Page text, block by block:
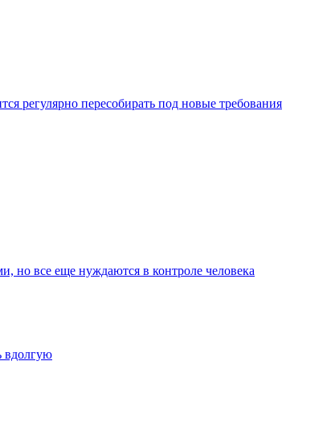
регулярно пересобирать под новые требования
но все еще нуждаются в контроле человека
вдолгую